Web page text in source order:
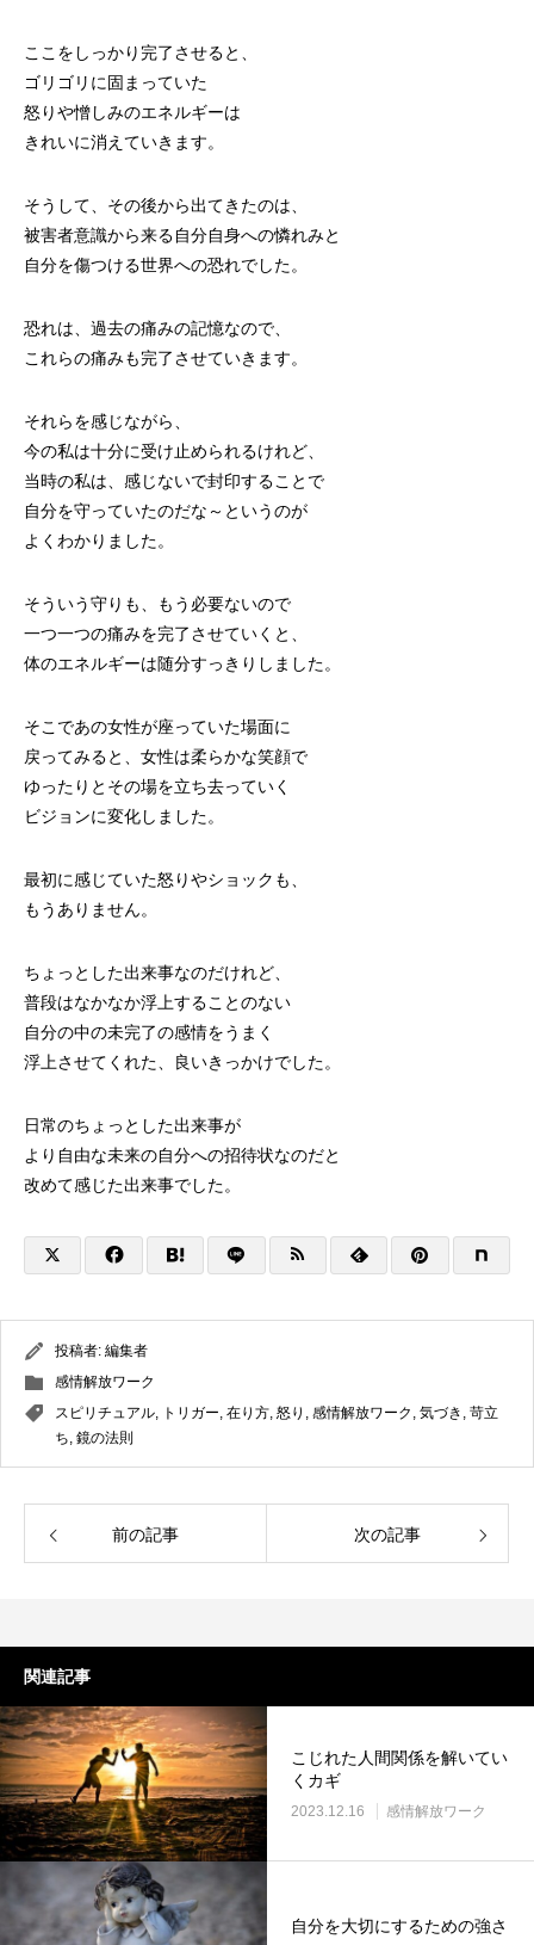
ここをしっかり完了させると、
ゴリゴリに固まっていた
怒りや憎しみのエネルギーは
きれいに消えていきます。
そうして、その後から出てきたのは、
被害者意識から来る自分自身への憐れみと
自分を傷つける世界への恐れでした。
恐れは、過去の痛みの記憶なので、
これらの痛みも完了させていきます。
それらを感じながら、
今の私は十分に受け止められるけれど、
当時の私は、感じないで封印することで
自分を守っていたのだな～というのが
よくわかりました。
そういう守りも、もう必要ないので
一つ一つの痛みを完了させていくと、
体のエネルギーは随分すっきりしました。
そこであの女性が座っていた場面に
戻ってみると、女性は柔らかな笑顔で
ゆったりとその場を立ち去っていく
ビジョンに変化しました。
最初に感じていた怒りやショックも、
もうありません。
ちょっとした出来事なのだけれど、
普段はなかなか浮上することのない
自分の中の未完了の感情をうまく
浮上させてくれた、良いきっかけでした。
日常のちょっとした出来事が
より自由な未来の自分への招待状なのだと
改めて感じた出来事でした。
投稿者: 編集者
感情解放ワーク
スピリチュアル, トリガー, 在り方, 怒り , 感情解放ワーク , 気づき , 苛立
ち, 鏡の法則
前の記事 次の記事
関連記事
こじれた人間関係を解いてい
くカギ
2023.12.16 感情解放ワーク
自分を大切にするための強さ